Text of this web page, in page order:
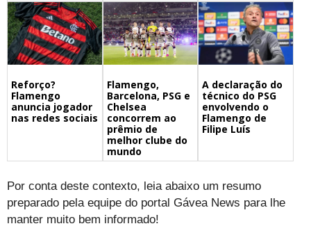
Reforço?
Flamengo
anuncia jogador
nas redes sociais
Flamengo,
Barcelona, PSG e
Chelsea
concorrem ao
prêmio de
melhor clube do
mundo
A declaração do
técnico do PSG
envolvendo o
Flamengo de
Filipe Luís
Por conta deste contexto, leia abaixo um resumo
preparado pela equipe do portal Gávea News para lhe
manter muito bem informado!